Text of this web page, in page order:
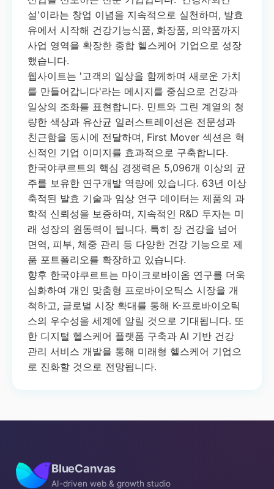
설'이라는 창업 이념을 지속적으로 실천하며, 발효
유에서 시작해 건강기능식품, 화장품, 의약품까지
사업 영역을 확장한 종합 헬스케어 기업으로 성장
했습니다.
웹사이트는 '고객의 일상을 함께하며 새로운 가치
를 만들어갑니다'라는 메시지를 중심으로 건강과
일상의 조화를 표현합니다. 민트와 그린 계열의 청
량한 색상과 유산균 일러스트레이션은 전문성과
친근함을 동시에 전달하며, First Mover 섹션은 혁
신적인 기업 이미지를 효과적으로 구축합니다.
한국야쿠르트의 핵심 경쟁력은 5,096개 이상의 균
주를 보유한 연구개발 역량에 있습니다. 63년 이상
축적된 발효 기술과 임상 연구 데이터는 제품의 과
학적 신뢰성을 보증하며, 지속적인 R&D 투자는 미
래 성장의 원동력이 됩니다. 특히 장 건강을 넘어
면역, 피부, 체중 관리 등 다양한 건강 기능으로 제
품 포트폴리오를 확장하고 있습니다.
향후 한국야쿠르트는 마이크로바이옴 연구를 더욱
심화하여 개인 맞춤형 프로바이오틱스 시장을 개
척하고, 글로벌 시장 확대를 통해 K-프로바이오틱
스의 우수성을 세계에 알릴 것으로 기대됩니다. 또
한 디지털 헬스케어 플랫폼 구축과 AI 기반 건강
관리 서비스 개발을 통해 미래형 헬스케어 기업으
로 진화할 것으로 전망됩니다.
BlueCanvas
AI-driven web & growth studio